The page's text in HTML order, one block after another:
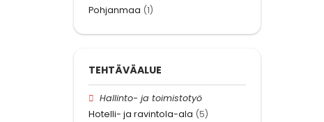
Pohjanmaa (1)
TEHTÄVÄALUE
Hallinto- ja toimistotyö
Hotelli- ja ravintola-ala (5)